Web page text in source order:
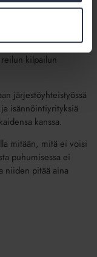
liittyvät isännöinnin
Näitä ovat
taloushallinnon
kilpailun
järjestöyhteistyössä
isännöintiyrityksiä
kanssa.
mitään, mitä ei voisi
puhumisessa ei
niiden pitää aina